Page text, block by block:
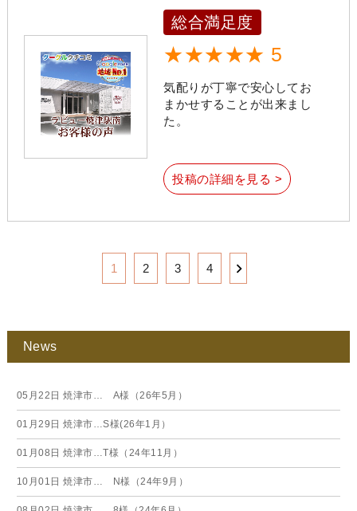
総合満足度
★★★★★ 5
気配りが丁寧で安心してお
まかせすることが出来まし
た。
投稿の詳細を見る >
1 2 3 4
News
05月22日 焼津市… A様（26年5月）
01月29日 焼津市…S様(26年1月）
01月08日 焼津市…T様（24年11月）
10月01日 焼津市… N様（24年9月）